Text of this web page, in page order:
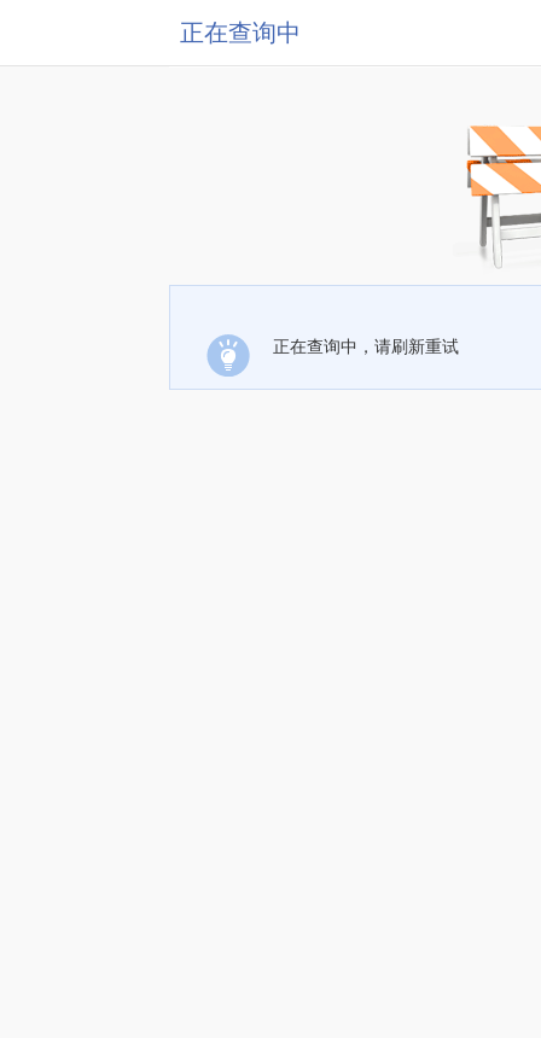
正在查询中
正在查询中，请刷新重试